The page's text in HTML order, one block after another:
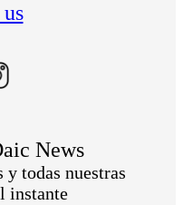
News
todas nuestras
instante